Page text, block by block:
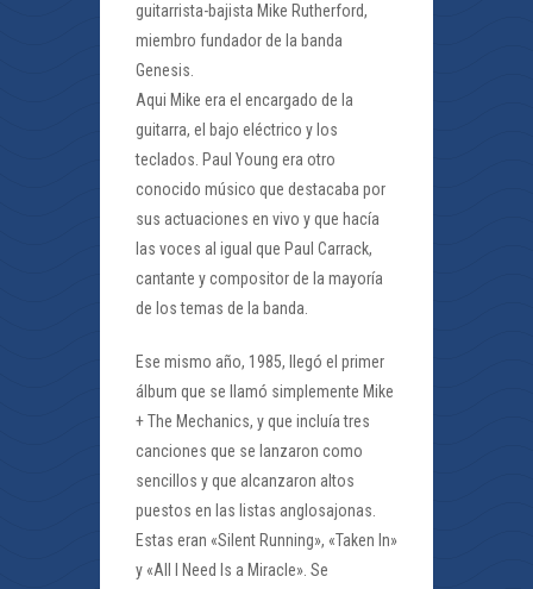
guitarrista-bajista Mike Rutherford,
miembro fundador de la banda
Genesis.
Aqui Mike era el encargado de la
guitarra, el bajo eléctrico y los
teclados. Paul Young era otro
conocido músico que destacaba por
sus actuaciones en vivo y que hacía
las voces al igual que Paul Carrack,
cantante y compositor de la mayoría
de los temas de la banda.
Ese mismo año, 1985, llegó el primer
álbum que se llamó simplemente Mike
+ The Mechanics, y que incluía tres
canciones que se lanzaron como
sencillos y que alcanzaron altos
puestos en las listas anglosajonas.
Estas eran «Silent Running», «Taken In»
y «All I Need Is a Miracle». Se